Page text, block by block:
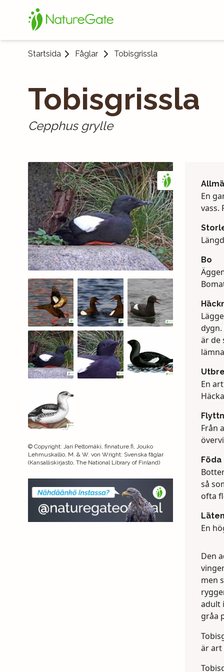
Startsida Fåglar Tobisgrissla
Tobisgrissla
Cepphus grylle
© Copyright: Jari Peltomäki, finnature.fi, Jouko
Lehmuskallio, M. & W. von Wright: Svenska fåglar
(Kansalliskirjasto, The National Library of Finland)
En
vass.
Bo
är de
En
Från
Föda
så
ofta
Läten
En
Den
men
adult
gråa
är art